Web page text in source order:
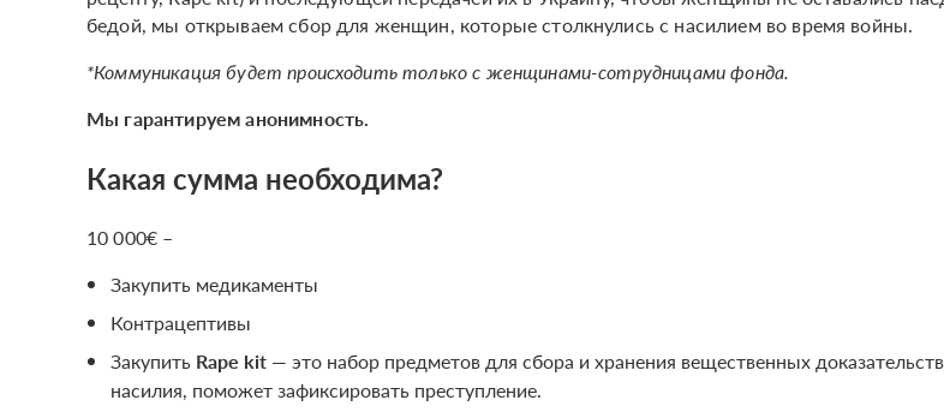
бедой, мы открываем сбор для женщин, которые столкнулись с насилием во время войны.
*Коммуникация будет происходить только с женщинами-сотрудницами фонда.
Мы гарантируем анонимность.
Какая сумма необходима?
10 000€ –
Закупить медикаменты
Контрацептивы
Закупить Rape kit — это набор предметов для сбора и хранения вещественных
насилия, поможет зафиксировать преступление.